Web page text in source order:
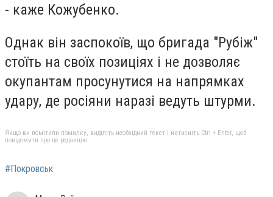
- каже Кожубенко.
Однак він заспокоїв, що бригада "Рубіж"
стоїть на своїх позиціях і не дозволяє
окупантам просунутися на напрямках
удару, де росіяни наразі ведуть штурми.
Якщо ви помітили помилку, виділіть необхідний текст і натисніть Ctrl + Enter, щоб
повідомити про це редакцію
#Покровськ